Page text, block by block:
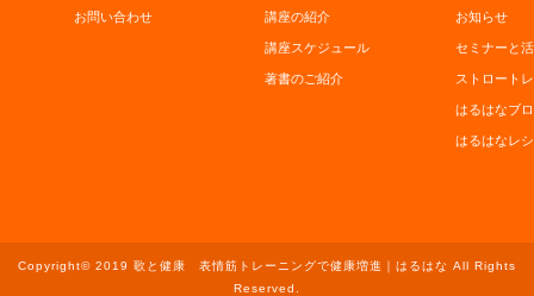
お問い合わせ
講座の紹介
講座スケジュール
著書のご紹介
お知らせ
セミナーと
ストロート
はるはなブ
はるはなレ
Copyright© 2019 歌と健康 表情筋トレーニングで健康増進｜はるはな All Rights
Reserved.